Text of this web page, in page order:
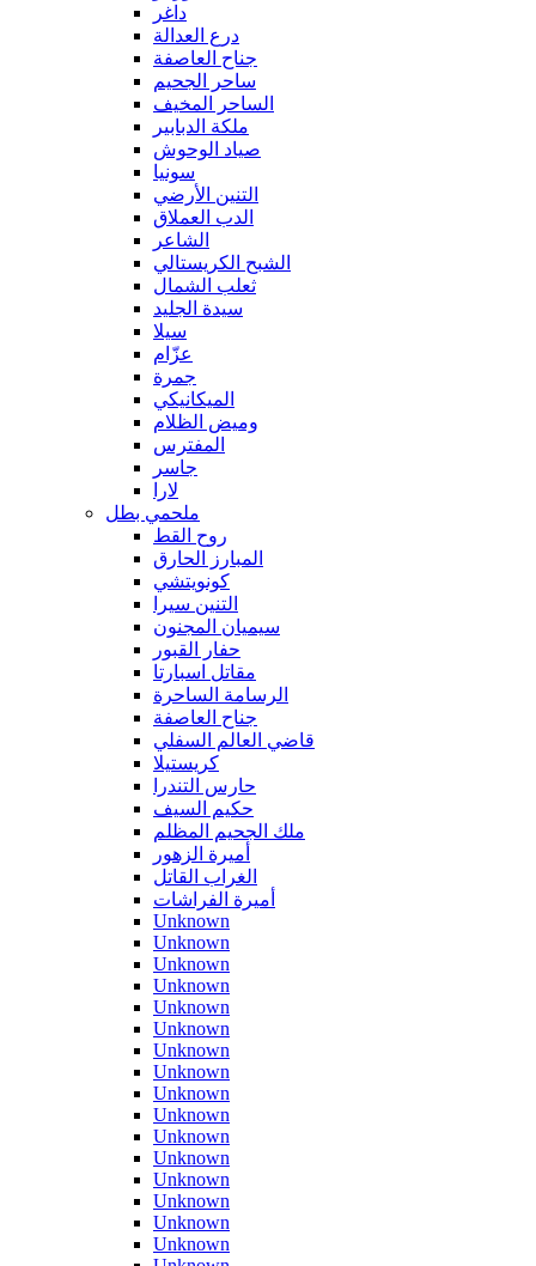
داغر
درع العدالة
جناح العاصفة
ساحر الجحيم
الساحر المخيف
ملكة الدبابير
صياد الوحوش
سونيا
التنين الأرضي
الدب العملاق
الشاعر
الشبح الكريستالي
ثعلب الشمال
سيدة الجليد
سيلا
عزّام
جمرة
الميكانيكي
وميض الظلام
المفترس
جاسر
لارا
ملحمي بطل
روح القط
المبارز الحارق
كونويتشي
التنين سيرا
سيميان المجنون
حفار القبور
مقاتل اسبارتا
الرسامة الساحرة
جناح العاصفة
قاضي العالم السفلي
كريستيلا
حارس التندرا
حكيم السيف
ملك الجحيم المظلم
أميرة الزهور
الغراب القاتل
أميرة الفراشات
Unknown
Unknown
Unknown
Unknown
Unknown
Unknown
Unknown
Unknown
Unknown
Unknown
Unknown
Unknown
Unknown
Unknown
Unknown
Unknown